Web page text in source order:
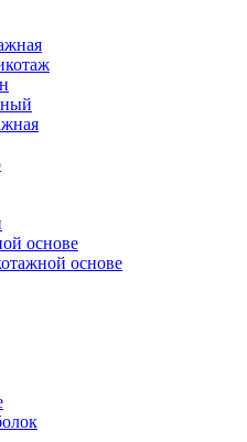
основе
основе